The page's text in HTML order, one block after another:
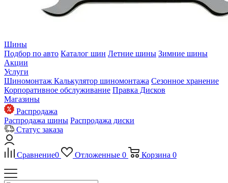
Шины
Подбор по авто Каталог шин Летние шины Зимние шины
Акции
Услуги
Шиномонтаж Калькулятор шиномонтажа Сезонное хранение
Корпоративное обслуживание Правка Дисков
Магазины
Распродажа
Распродажа шины Распродажа диски
Статус заказа
Сравнение0 Отложенные 0 Корзина 0